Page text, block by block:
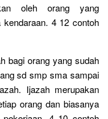
oleh orang yang
4 12 contoh
bagi orang yang sudah
sd smp sma sampai
Ijazah merupakan
orang dan biasanya